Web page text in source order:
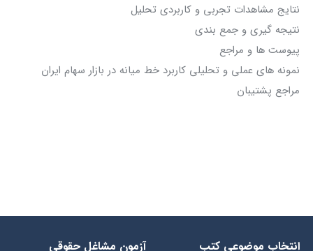
نتایج مشاهدات تجربی و کاربردی تحلیل
نتیجه گیری و جمع بندی
پیوست ها و مراجع
نمونه های عملی و تحلیلی کاربرد خط میانه در بازار سهام ایران
مراجع پشتیبان
انتخاب​ موضوعي​ کتب آزمون مشاغل حقوقی